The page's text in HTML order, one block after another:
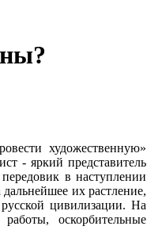
художественную»
- яркий представитель
в наступлении
их растление,
цивилизации. На
оскорбительные